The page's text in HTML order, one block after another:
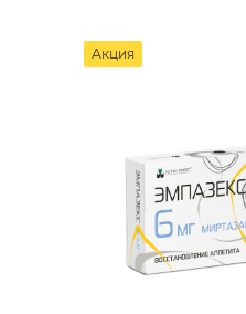
Акция